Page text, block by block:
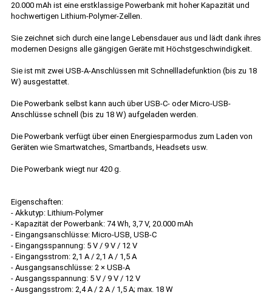
20.000 mAh ist eine erstklassige Powerbank mit hoher Kapazität und
hochwertigen Lithium-Polymer-Zellen.
Sie zeichnet sich durch eine lange Lebensdauer aus und lädt dank ihres
modernen Designs alle gängigen Geräte mit Höchstgeschwindigkeit.
Sie ist mit zwei USB-A-Anschlüssen mit Schnellladefunktion (bis zu 18
W) ausgestattet.
Die Powerbank selbst kann auch über USB-C- oder Micro-USB-
Anschlüsse schnell (bis zu 18 W) aufgeladen werden.
Die Powerbank verfügt über einen Energiesparmodus zum Laden von
Geräten wie Smartwatches, Smartbands, Headsets usw.
Die Powerbank wiegt nur 420 g.
Eigenschaften:
- Akkutyp: Lithium-Polymer
- Kapazität der Powerbank: 74 Wh, 3,7 V, 20.000 mAh
- Eingangsanschlüsse: Micro-USB, USB-C
- Eingangsspannung: 5 V / 9 V / 12 V
- Eingangsstrom: 2,1 A / 2,1 A / 1,5 A
- Ausgangsanschlüsse: 2 × USB-A
- Ausgangsspannung: 5 V / 9 V / 12 V
- Ausgangsstrom: 2,4 A / 2 A / 1,5 A; max. 18 W